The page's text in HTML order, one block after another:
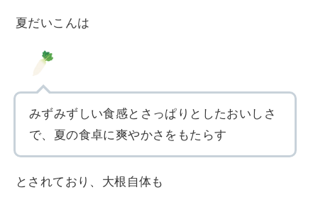
夏だいこんは
みずみずしい食感とさっぱりとしたおいしさ
で、夏の食卓に爽やかさをもたらす
とされており、大根自体も